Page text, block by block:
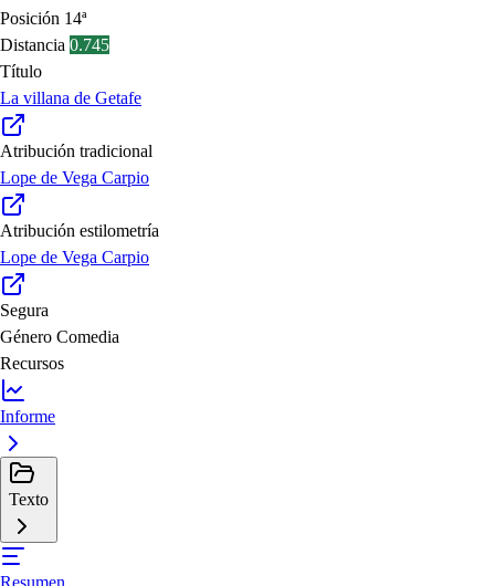
Posición 14ª
Distancia 0.745
Título
La villana de Getafe
Atribución tradicional
Lope de Vega Carpio
Atribución estilometría
Lope de Vega Carpio
Segura
Género Comedia
Recursos
Informe
Texto